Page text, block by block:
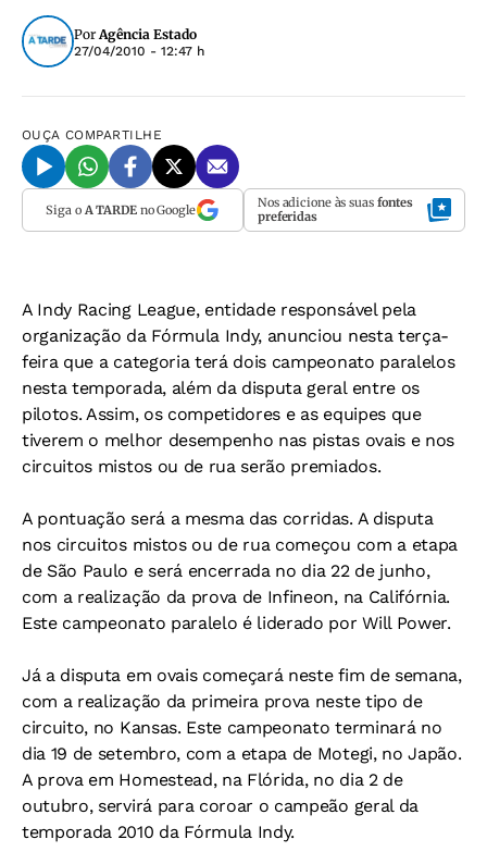
PorAgência Estado
27/04/2010 - 12:47 h
OUÇA COMPARTILHE
Siga o A TARDEno Google Nos adicione às suas fontes
preferidas
A Indy Racing League, entidade responsável pela
organização da Fórmula Indy, anunciou nesta terça-
feira que a categoria terá dois campeonato paralelos
nesta temporada, além da disputa geral entre os
pilotos. Assim, os competidores e as equipes que
tiverem o melhor desempenho nas pistas ovais e nos
circuitos mistos ou de rua serão premiados.
A pontuação será a mesma das corridas. A disputa
nos circuitos mistos ou de rua começou com a etapa
de São Paulo e será encerrada no dia 22 de junho,
com a realização da prova de Infineon, na Califórnia.
Este campeonato paralelo é liderado por Will Power.
Já a disputa em ovais começará neste fim de semana,
com a realização da primeira prova neste tipo de
circuito, no Kansas. Este campeonato terminará no
dia 19 de setembro, com a etapa de Motegi, no Japão.
A prova em Homestead, na Flórida, no dia 2 de
outubro, servirá para coroar o campeão geral da
temporada 2010 da Fórmula Indy.